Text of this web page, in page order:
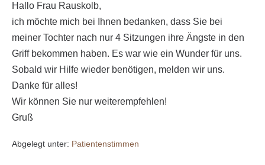
Hallo Frau Rauskolb,
ich möchte mich bei Ihnen bedanken, dass Sie bei
meiner Tochter nach nur 4 Sitzungen ihre Ängste in den
Griff bekommen haben. Es war wie ein Wunder für uns.
Sobald wir Hilfe wieder benötigen, melden wir uns.
Danke für alles!
Wir können Sie nur weiterempfehlen!
Gruß
Abgelegt unter: Patientenstimmen